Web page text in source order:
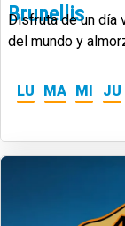
Brunellis
Disfruta de un día
del mundo y
LU
MA MI JU